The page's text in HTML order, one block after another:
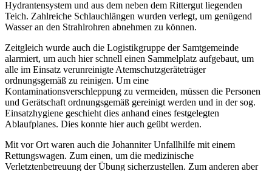
Hydrantensystem und aus dem neben dem Rittergut liegenden
Teich. Zahlreiche Schlauchlängen wurden verlegt, um genügend
Wasser an den Strahlrohren abnehmen zu können.
Zeitgleich wurde auch die Logistikgruppe der Samtgemeinde
alarmiert, um auch hier schnell einen Sammelplatz aufgebaut, um
alle im Einsatz verunreinigte Atemschutzgeräteträger
ordnungsgemäß zu reinigen. Um eine
Kontaminationsverschleppung zu vermeiden, müssen die Personen
und Gerätschaft ordnungsgemäß gereinigt werden und in der sog.
Einsatzhygiene geschieht dies anhand eines festgelegten
Ablaufplanes. Dies konnte hier auch geübt werden.
Mit vor Ort waren auch die Johanniter Unfallhilfe mit einem
Rettungswagen. Zum einen, um die medizinische
Verletztenbetreuung der Übung sicherzustellen. Zum anderen aber